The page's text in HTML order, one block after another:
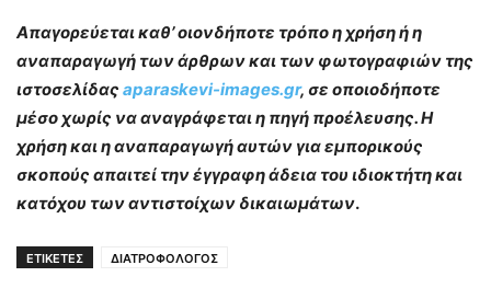
Απαγορεύεται καθ’ οιονδήποτε τρόπο η χρήση ή η
αναπαραγωγή των άρθρων και των φωτογραφιών της
ιστοσελίδας aparaskevi-images.gr, σε οποιοδήποτε
μέσο χωρίς να αναγράφεται η πηγή προέλευσης. Η
χρήση και η αναπαραγωγή αυτών για εμπορικούς
σκοπούς απαιτεί την έγγραφη άδεια του ιδιοκτήτη και
κατόχου των αντιστοίχων δικαιωμάτων.
ΕΤΙΚΕΤΕΣ ΔΙΑΤΡΟΦΟΛΟΓΟΣ